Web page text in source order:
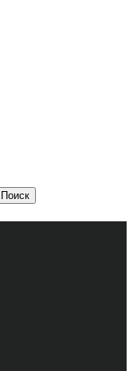
Поиск